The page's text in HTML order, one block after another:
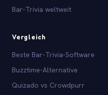
Bar-Trivia weltweit
Vergleich
Beste Bar-Trivia-Software
Buzztime-Alternative
Quizado vs Crowdpurr